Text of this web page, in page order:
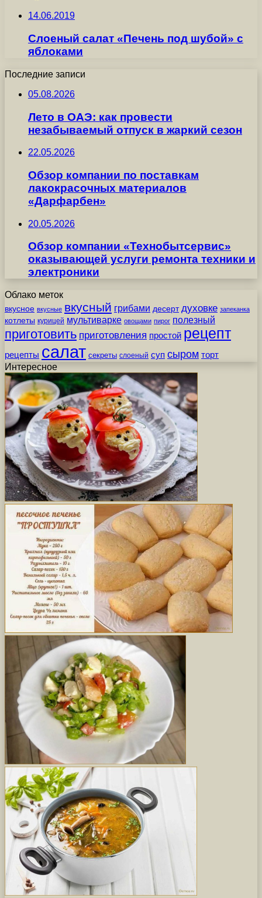
14.06.2019
Слоеный салат «Печень под шубой» с
яблоками
Последние записи
05.08.2026
Лето в ОАЭ: как провести
незабываемый отпуск в жаркий сезон
22.05.2026
Обзор компании по поставкам
лакокрасочных материалов
«Дарфарбен»
20.05.2026
Обзор компании «Технобытсервис»
оказывающей услуги ремонта техники и
электроники
Облако меток
вкусное вкусные вкусный грибами десерт духовке запеканка
котлеты курицей мультиварке овощами пирог полезный
приготовить приготовления простой рецепт
рецепты салат секреты слоеный суп сыром торт
Интересное